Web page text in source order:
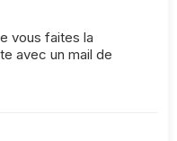
vous faites la
avec un mail de